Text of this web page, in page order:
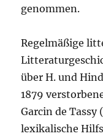
genommen.
Regelmäßige
über H. und
1879
Garcin de Tassy
lexikalische